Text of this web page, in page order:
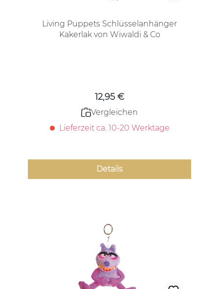
Living Puppets Schlüsselanhänger
Kakerlak von Wiwaldi & Co
12,95 €
Vergleichen
Lieferzeit ca. 10-20 Werktage
Details